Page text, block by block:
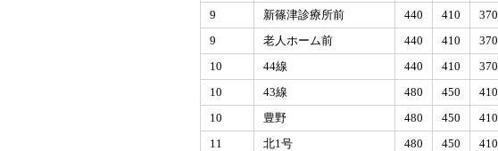
9
新篠津診療所前 440 410 370
9
老人ホーム前 440 410 370
10
44線 440 410 370
10
43線 480 450 410
10
豊野 480 450 410
11
北1号 480 450 410